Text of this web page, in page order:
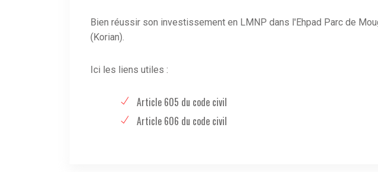
Bien réussir son investissement en LMNP dans l'Ehpad Parc de
(Korian).
Ici les liens utiles :
Article 605 du code civil
Article 606 du code civil